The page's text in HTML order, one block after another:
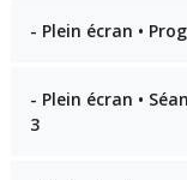
- Plein écran •
- Plein écran •
3